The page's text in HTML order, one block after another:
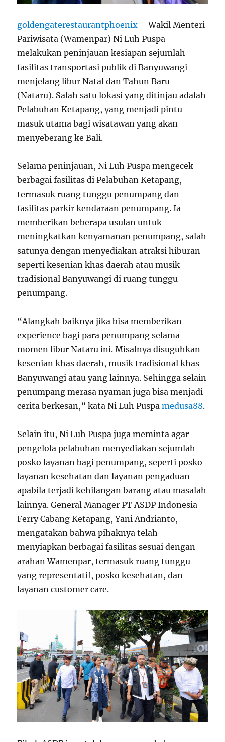
goldengaterestaurantphoenix – Wakil Menteri
Pariwisata (Wamenpar) Ni Luh Puspa
melakukan peninjauan kesiapan sejumlah
fasilitas transportasi publik di Banyuwangi
menjelang libur Natal dan Tahun Baru
(Nataru). Salah satu lokasi yang ditinjau adalah
Pelabuhan Ketapang, yang menjadi pintu
masuk utama bagi wisatawan yang akan
menyeberang ke Bali.
Selama peninjauan, Ni Luh Puspa mengecek
berbagai fasilitas di Pelabuhan Ketapang,
termasuk ruang tunggu penumpang dan
fasilitas parkir kendaraan penumpang. Ia
memberikan beberapa usulan untuk
meningkatkan kenyamanan penumpang, salah
satunya dengan menyediakan atraksi hiburan
seperti kesenian khas daerah atau musik
tradisional Banyuwangi di ruang tunggu
penumpang.
“Alangkah baiknya jika bisa memberikan
experience bagi para penumpang selama
momen libur Nataru ini. Misalnya disuguhkan
kesenian khas daerah, musik tradisional khas
Banyuwangi atau yang lainnya. Sehingga selain
penumpang merasa nyaman juga bisa menjadi
cerita berkesan,” kata Ni Luh Puspamedusa88.
Selain itu, Ni Luh Puspa juga meminta agar
pengelola pelabuhan menyediakan sejumlah
posko layanan bagi penumpang, seperti posko
layanan kesehatan dan layanan pengaduan
apabila terjadi kehilangan barang atau masalah
lainnya. General Manager PT ASDP Indonesia
Ferry Cabang Ketapang, Yani Andrianto,
mengatakan bahwa pihaknya telah
menyiapkan berbagai fasilitas sesuai dengan
arahan Wamenpar, termasuk ruang tunggu
yang representatif, posko kesehatan, dan
layanan customer care.